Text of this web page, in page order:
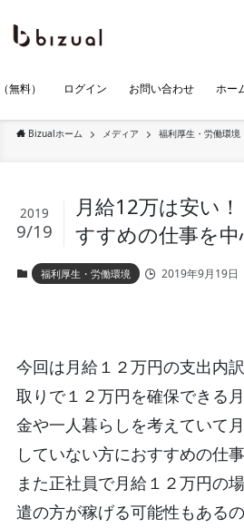
無料） ログイン お問い合わせ ホー
Bizualホーム メディア 福利厚生・労働環境
月給12万は安い
すすめの仕事を中
2019
9/19
福利厚生・労働環境 2019年9月19日
今回は月給１２万円の支出内
取りで１２万円を確保できる
金や一人暮らしを考えていて
していない方におすすめの仕
また正社員で月給１２万円の
遣の方が稼げる可能性もある